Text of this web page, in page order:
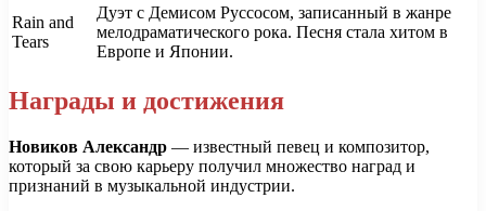
Rain and
Tears
Дуэт с Демисом Руссосом, записанный в жанре
мелодраматического рока. Песня стала хитом в
Европе и Японии.
Награды и достижения
Новиков Александр — известный певец и композитор,
который за свою карьеру получил множество наград и
признаний в музыкальной индустрии.